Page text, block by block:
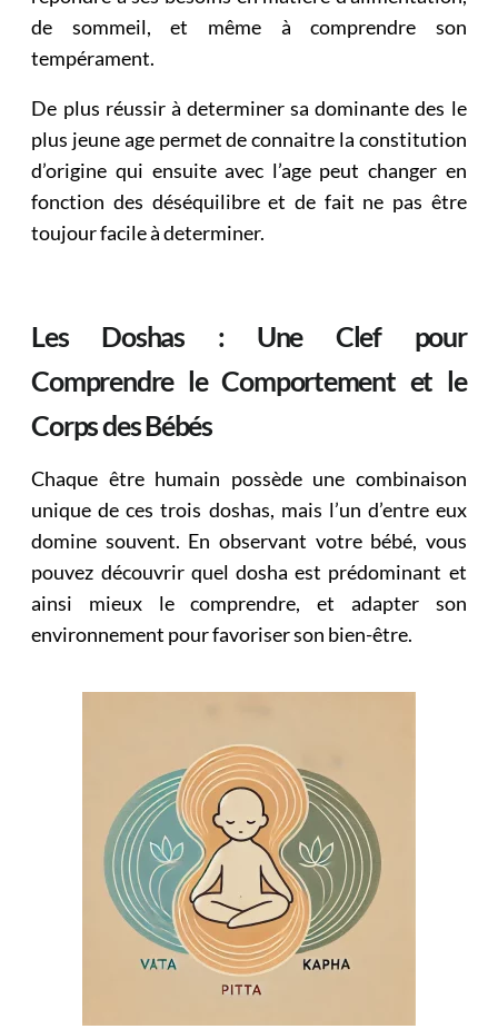
de sommeil, et même à comprendre son
tempérament.
De plus réussir à determiner sa dominante des le
plus jeune age permet de connaitre la constitution
d’origine qui ensuite avec l’age peut changer en
fonction des déséquilibre et de fait ne pas être
toujour facile à determiner.
Les Doshas : Une Clef pour
Comprendre le Comportement et le
Corps des Bébés
Chaque être humain possède une combinaison
unique de ces trois doshas, mais l’un d’entre eux
domine souvent. En observant votre bébé, vous
pouvez découvrir quel dosha est prédominant et
ainsi mieux le comprendre, et adapter son
environnement pour favoriser son bien-être.